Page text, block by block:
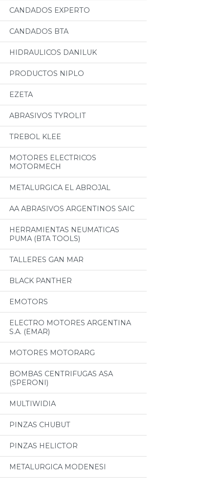
CANDADOS EXPERTO
CANDADOS BTA
HIDRAULICOS DANILUK
PRODUCTOS NIPLO
EZETA
ABRASIVOS TYROLIT
TREBOL KLEE
MOTORES ELECTRICOS
MOTORMECH
METALURGICA EL ABROJAL
AA ABRASIVOS ARGENTINOS SAIC
HERRAMIENTAS NEUMATICAS
PUMA (BTA TOOLS)
TALLERES GAN MAR
BLACK PANTHER
EMOTORS
ELECTRO MOTORES ARGENTINA
S.A. (EMAR)
MOTORES MOTORARG
BOMBAS CENTRIFUGAS ASA
(SPERONI)
MULTIWIDIA
PINZAS CHUBUT
PINZAS HELICTOR
METALURGICA MODENESI